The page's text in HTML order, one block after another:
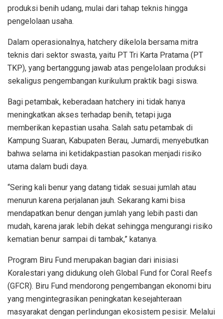
produksi benih udang, mulai dari tahap teknis hingga
pengelolaan usaha.
Dalam operasionalnya, hatchery dikelola bersama mitra
teknis dari sektor swasta, yaitu PT Tri Karta Pratama (PT
TKP), yang bertanggung jawab atas pengelolaan produksi
sekaligus pengembangan kurikulum praktik bagi siswa.
Bagi petambak, keberadaan hatchery ini tidak hanya
meningkatkan akses terhadap benih, tetapi juga
memberikan kepastian usaha. Salah satu petambak di
Kampung Suaran, Kabupaten Berau, Jumardi, menyebutkan
bahwa selama ini ketidakpastian pasokan menjadi risiko
utama dalam budi daya.
“Sering kali benur yang datang tidak sesuai jumlah atau
menurun karena perjalanan jauh. Sekarang kami bisa
mendapatkan benur dengan jumlah yang lebih pasti dan
mudah, karena jarak lebih dekat sehingga mengurangi risiko
kematian benur sampai di tambak,” katanya.
Program Biru Fund merupakan bagian dari inisiasi
Koralestari yang didukung oleh Global Fund for Coral Reefs
(GFCR). Biru Fund mendorong pengembangan ekonomi biru
yang mengintegrasikan peningkatan kesejahteraan
masyarakat dengan perlindungan ekosistem pesisir. Melalui